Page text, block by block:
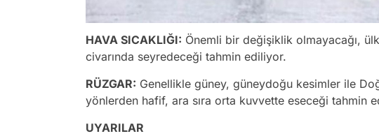
HAVA SICAKLIĞI: Önemli bir değişiklik olmayacağı,
civarında seyredeceği tahmin ediliyor.
RÜZGAR: Genellikle güney, güneydoğu kesimler ile
yönlerden hafif, ara sıra orta kuvvette eseceği tahmin
UYARILAR